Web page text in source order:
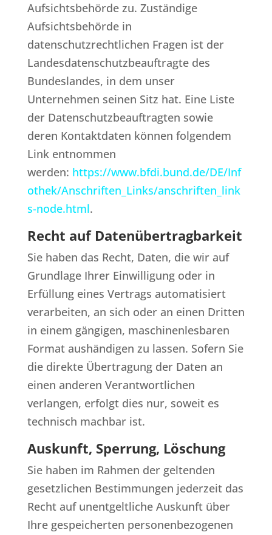
Aufsichtsbehörde zu. Zuständige
Aufsichtsbehörde in
datenschutzrechtlichen Fragen ist der
Landesdatenschutzbeauftragte des
Bundeslandes, in dem unser
Unternehmen seinen Sitz hat. Eine Liste
der Datenschutzbeauftragten sowie
deren Kontaktdaten können folgendem
Link entnommen
werden: https://www.bfdi.bund.de/DE/Inf
othek/Anschriften_Links/anschriften_link
s-node.html.
Recht auf Datenübertragbarkeit
Sie haben das Recht, Daten, die wir auf
Grundlage Ihrer Einwilligung oder in
Erfüllung eines Vertrags automatisiert
verarbeiten, an sich oder an einen Dritten
in einem gängigen, maschinenlesbaren
Format aushändigen zu lassen. Sofern Sie
die direkte Übertragung der Daten an
einen anderen Verantwortlichen
verlangen, erfolgt dies nur, soweit es
technisch machbar ist.
Auskunft, Sperrung, Löschung
Sie haben im Rahmen der geltenden
gesetzlichen Bestimmungen jederzeit das
Recht auf unentgeltliche Auskunft über
Ihre gespeicherten personenbezogenen